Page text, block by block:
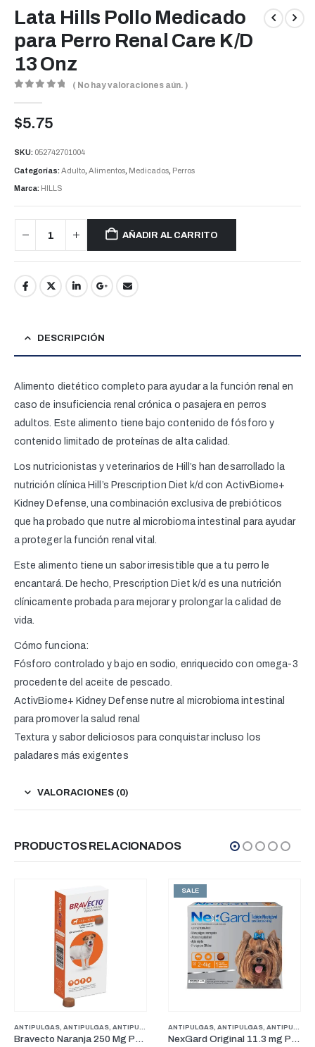
Lata Hills Pollo Medicado
para Perro Renal Care K/D
13 Onz
( No hay valoraciones aún. )
$5.75
SKU: 052742701004
Categorías:Adulto, Alimentos, Medicados, Perros
Marca: HILLS
AÑADIR AL CARRITO
DESCRIPCIÓN
Alimento dietético completo para ayudar a la función renal en
caso de insuficiencia renal crónica o pasajera en perros
adultos. Este alimento tiene bajo contenido de fósforo y
contenido limitado de proteínas de alta calidad.
Los nutricionistas y veterinarios de Hill’s han desarrollado la
nutrición clínica Hill’s Prescription Diet k/d con ActivBiome+
Kidney Defense, una combinación exclusiva de prebióticos
que ha probado que nutre al microbioma intestinal para ayudar
a proteger la función renal vital.
Este alimento tiene un sabor irresistible que a tu perro le
encantará. De hecho, Prescription Diet k/d es una nutrición
clínicamente probada para mejorar y prolongar la calidad de
vida.
Cómo funciona:
Fósforo controlado y bajo en sodio, enriquecido con omega-3
procedente del aceite de pescado.
ActivBiome+ Kidney Defense nutre al microbioma intestinal
para promover la salud renal
Textura y sabor deliciosos para conquistar incluso los
paladares más exigentes
VALORACIONES (0)
PRODUCTOS RELACIONADOS
, ANTIPULGAS PERROS PESOS MEDIANOS ,ANTIPULGAS PERROS PESOS PEQUEÑOS
Bravecto Naranja 250 Mg Perros para pesos entre 4.5-10Kg (3 Meses)
ANTIPULGAS,ANTIPULGAS, ANTIPULGAS PERROS PESOS PEQUEÑOS
NexGard Original 11.3 mg Perros De 2 kg a 4 kg (1 Mes)
ADULTO, ALIMENTOS